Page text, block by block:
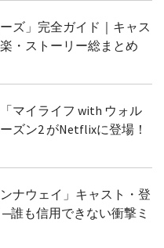
ズ」完全ガイド｜キャス
・ストーリー総まとめ
マイライフ with ウォル
ズン2 がNetflixに登場！
ナウェイ」キャスト・登
誰も信用できない衝撃ミ